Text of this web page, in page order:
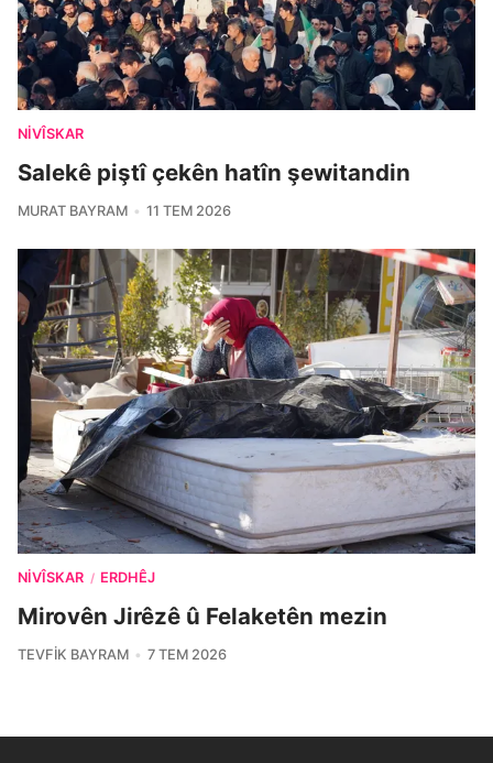
NIVÎSKAR
Salekê piştî çekên hatîn şewitandin
MURAT BAYRAM 11 TEM 2026
NIVÎSKAR / ERDHÊJ
Mirovên Jirêzê û Felaketên mezin
TEVFIK BAYRAM 7 TEM 2026